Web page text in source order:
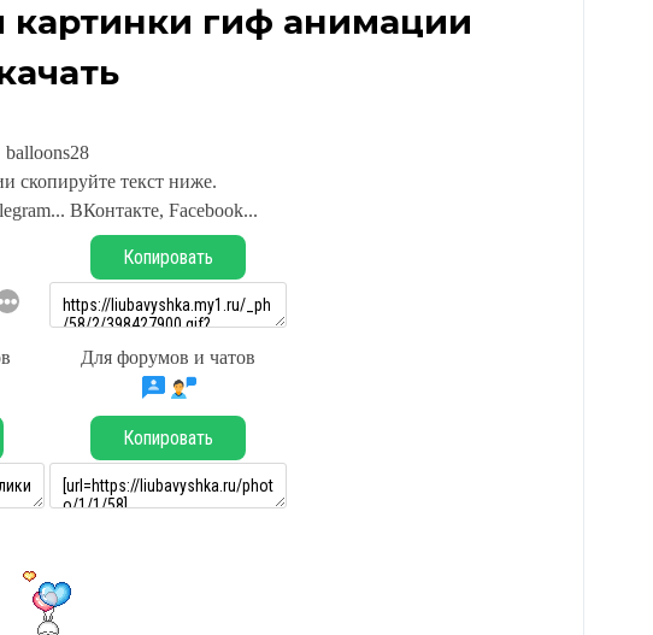
картинки гиф анимации
balloons28
скопируйте текст ниже.
ВКонтакте, Facebook...
Копировать
Для форумов и чатов
Копировать